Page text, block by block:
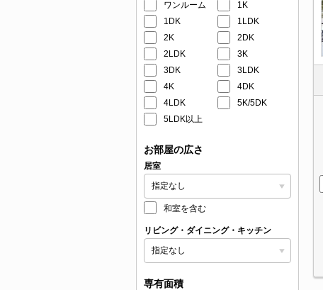
ワンルーム
1K
1DK
1LDK
2K
2DK
2LDK
3K
3DK
3LDK
4K
4DK
4LDK
5K/5DK
5LDK以上
お部屋の広さ
居室
和室を含む
リビング・ダイニング・キッチン
専有面積